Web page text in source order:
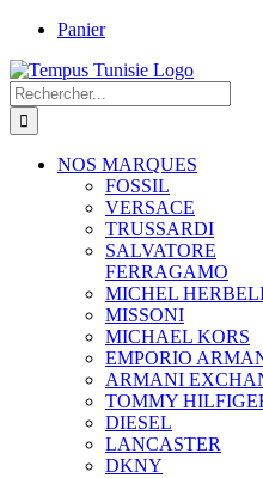
Passer
contenu
Panier
Rechercher:
NOS MARQUES
FOSSIL
VERSACE
TRUSSARDI
SALVATORE
FERRAGAMO
MICHEL
MISSONI
MICHAEL KORS
EMPORIO
ARMANI
TOMMY
DIESEL
LANCASTER
DKNY